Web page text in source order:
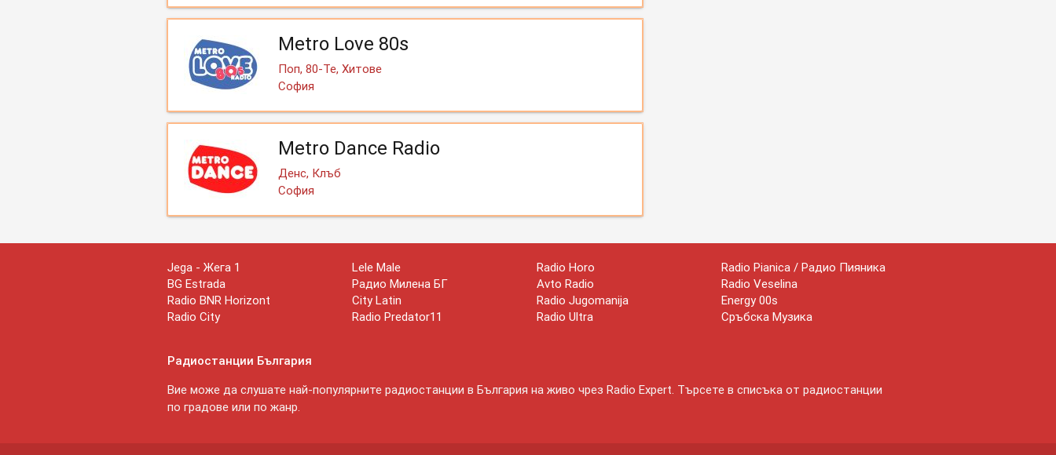
Metro Love 80s
Поп, 80-Те, Хитове
София
Metro Dance Radio
Денс, Клъб
София
Jega - Жега 1
BG Estrada
Radio BNR Horizont
Radio City
Lele Male
Радио Милена БГ
City Latin
Radio Predator11
Radio Horo
Avto Radio
Radio Jugomanija
Radio Ultra
Radio Pianica / Радио Пияника
Radio Veselina
Energy 00s
Сръбска Музика
Радиостанции България
Вие може да слушате най-популярните радиостанции в България на живо чрез Radio Expert. Търсете в списъка от радиостанции
по градове или по жанр.